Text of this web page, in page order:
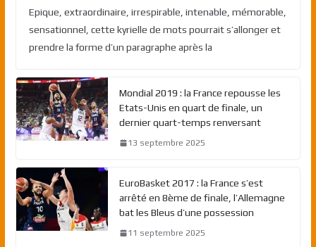
Epique, extraordinaire, irrespirable, intenable, mémorable,
sensationnel, cette kyrielle de mots pourrait s’allonger et
prendre la forme d’un paragraphe après la
Mondial 2019 : la France repousse les
Etats-Unis en quart de finale, un
dernier quart-temps renversant
13 septembre 2025
EuroBasket 2017 : la France s’est
arrêté en 8ème de finale, l’Allemagne
bat les Bleus d’une possession
11 septembre 2025